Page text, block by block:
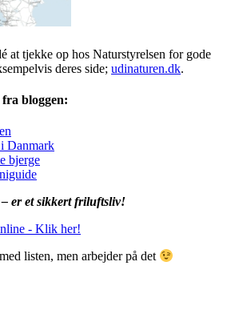
at tjekke op hos Naturstyrelsen for gode
deres side; udinaturen.dk.
bloggen:
Danmark
bjerge
er et sikkert friluftsliv!
- Klik her!
listen, men arbejder på det